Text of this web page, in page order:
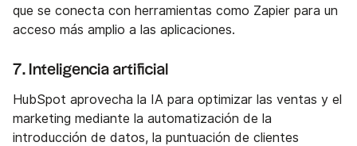
que se conecta con herramientas como Zapier para un
acceso más amplio a las aplicaciones.
7. Inteligencia artificial
HubSpot aprovecha la IA para optimizar las ventas y el
marketing mediante la automatización de la
introducción de datos, la puntuación de clientes